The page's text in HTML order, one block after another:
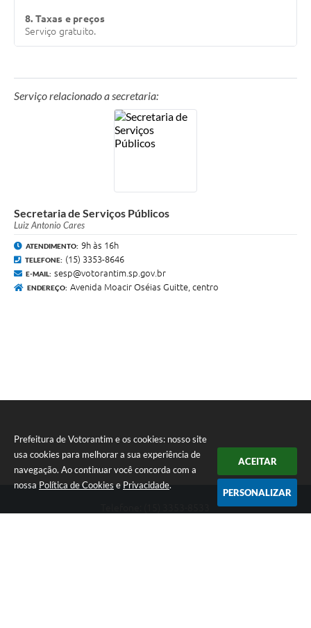
Prefeitura de Votorantim e os cookies: nosso site
usa cookies para melhorar a sua experiência de
navegação. Ao continuar você concorda com a
nossa Política de Cookies e Privacidade.
ACEITAR
PERSONALIZAR
8. Taxas e preços
Serviço gratuito.
Serviço relacionado a secretaria:
Secretaria de Serviços Públicos
Luiz Antonio Cares
ATENDIMENTO: 9h às 16h
TELEFONE: (15) 3353-8646
E-MAIL: sesp@votorantim.sp.gov.br
ENDEREÇO: Avenida Moacir Oséias Guitte, centro